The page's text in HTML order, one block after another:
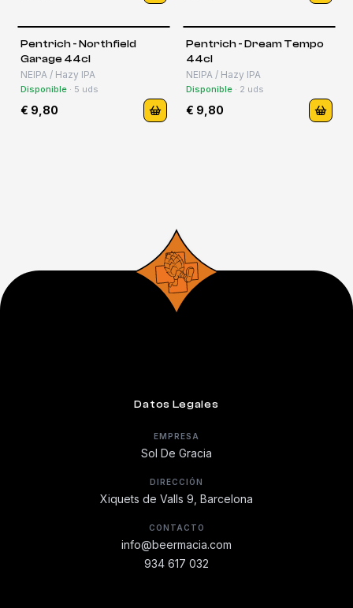
Pentrich - Northfield
Garage 44cl
NEIPA / Hazy IPA
Disponible · 5 uds
€ 9,80
Pentrich - Dream Tempo
44cl
NEIPA / Hazy IPA
Disponible · 2 uds
€ 9,80
Datos Legales
EMPRESA
Sol De Gracia
DIRECCIÓN
Xiquets de Valls 9, Barcelona
CONTACTO
info@beermacia.com
934 617 032